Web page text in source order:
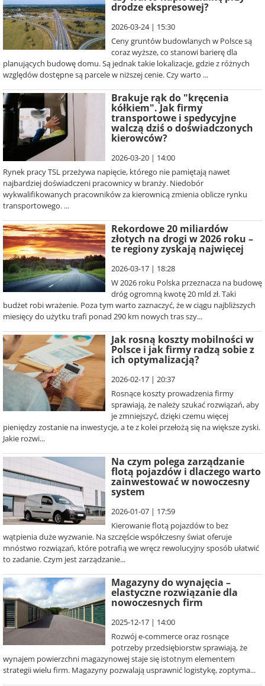
drodze ekspresowej?
2026-03-24 | 15:30
Ceny gruntów budowlanych w Polsce są
coraz wyższe, co stanowi barierę dla
planujących budowę domu. Są jednak takie lokalizacje, gdzie z różnych
względów dostępne są parcele w niższej cenie. Czy warto ...
Brakuje rąk do "kręcenia
kółkiem". Jak firmy
transportowe i spedycyjne
walczą dziś o doświadczonych
kierowców?
2026-03-20 | 14:00
Rynek pracy TSL przeżywa napięcie, którego nie pamiętają nawet
najbardziej doświadczeni pracownicy w branży. Niedobór
wykwalifikowanych pracowników za kierownicą zmienia oblicze rynku
transportowego. ...
Rekordowe 20 miliardów
złotych na drogi w 2026 roku –
te regiony zyskają najwięcej
2026-03-17 | 18:28
W 2026 roku Polska przeznacza na budowę
dróg ogromną kwotę 20 mld zł. Taki
budżet robi wrażenie. Poza tym warto zaznaczyć, że w ciągu najbliższych
miesięcy do użytku trafi ponad 290 km nowych tras szy...
Jak rosną koszty mobilności w
Polsce i jak firmy radzą sobie z
ich optymalizacją?
2026-02-17 | 20:37
Rosnące koszty prowadzenia firmy
sprawiają, że należy szukać rozwiązań, aby
je zmniejszyć, dzięki czemu więcej
pieniędzy zostanie na inwestycje, a te z kolei przełożą się na większe zyski.
Jakie rozwi...
Na czym polega zarządzanie
flotą pojazdów i dlaczego warto
zainwestować w nowoczesny
system
2026-01-07 | 17:59
Kierowanie flotą pojazdów to bez
wątpienia duże wyzwanie. Na szczęście współczesny świat oferuje
mnóstwo rozwiązań, które potrafią we wręcz rewolucyjny sposób ułatwić
to zadanie. Czym jest zarządzanie...
Magazyny do wynajęcia –
elastyczne rozwiązanie dla
nowoczesnych firm
2025-12-17 | 14:00
Rozwój e-commerce oraz rosnące
potrzeby przedsiębiorstw sprawiają, że
wynajem powierzchni magazynowej staje się istotnym elementem
strategii wielu firm. Magazyny pozwalają usprawnić logistykę, zoptyma...